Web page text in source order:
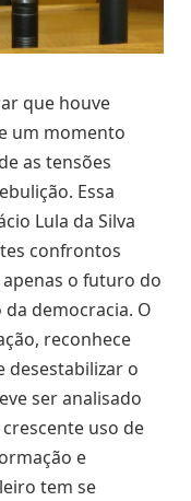
que houve
um momento
as tensões
Essa
Lula da Silva
confrontos
o futuro do
democracia. O
reconhece
desestabilizar o
ser analisado
uso de
e
tem se